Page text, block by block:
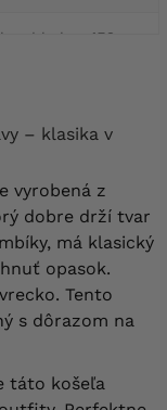
bokov 156 cm
bokov
48 cm, biceps
vyrobená z
dobre drží tvar
má klasický
opasok.
Tento
s dôrazom na
táto košeľa